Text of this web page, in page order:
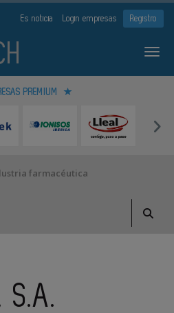
Es noticia Login empresas Registro
PREMIUM
farmacéutica
S.A.